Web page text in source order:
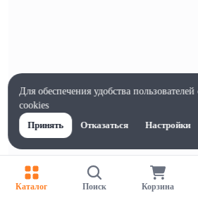
Каталог Поиск Корзина
Для обеспечения удобства
cookies
Принять
Отказаться Настройки